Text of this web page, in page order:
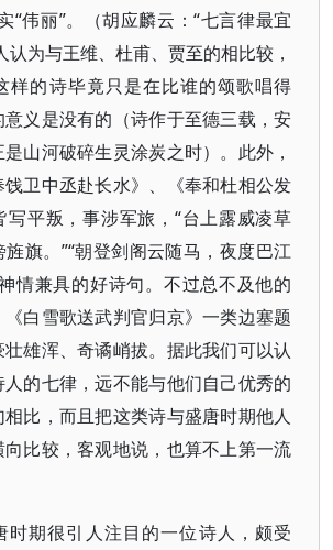
“伟丽”。（胡应麟云：“七言律最宜
认为与王维、杜甫、贾至的相比较，
样的诗毕竟只是在比谁的颂歌唱得
义是没有的（诗作于至德三载，安
山河破碎生灵涂炭之时）。此外，
饯卫中丞赴长水》、《奉和杜相公发
写平叛，事涉军旅，“台上露威凌草
旗。”“朝登剑阁云随马，夜度巴江
情兼具的好诗句。不过总不及他的
《白雪歌送武判官归京》一类边塞题
雄浑、奇谲峭拔。据此我们可以认
的七律，远不能与他们自己优秀的
比，而且把这类诗与盛唐时期他人
比较，客观地说，也算不上第一流
时期很引人注目的一位诗人，颇受